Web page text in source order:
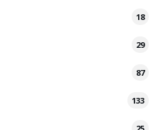
18
29
87
133